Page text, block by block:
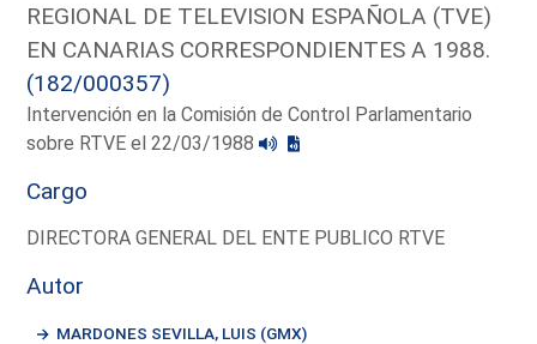
REGIONAL DE TELEVISION ESPAÑOLA (TVE)
EN CANARIAS CORRESPONDIENTES A 1988.
(182/000357)
Intervención en la Comisión de Control Parlamentario
sobre RTVE el 22/03/1988
Cargo
DIRECTORA GENERAL DEL ENTE PUBLICO RTVE
Autor
MARDONES SEVILLA, LUIS (GMX)